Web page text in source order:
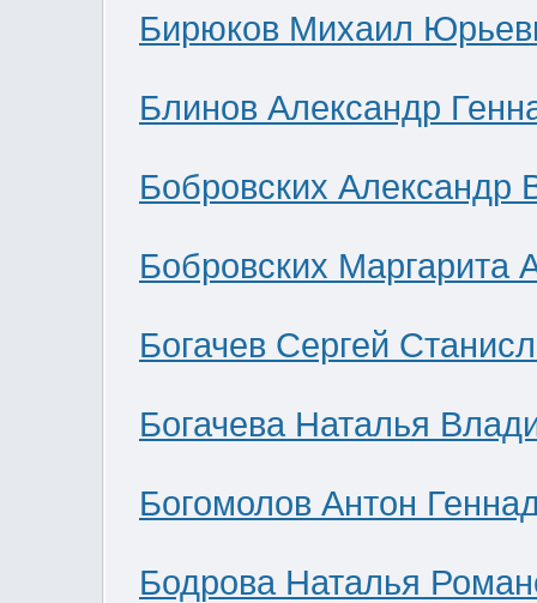
Бирюков Михаил
Блинов Александр
Бобровских Александр
Бобровских Маргарита
Богачев Сергей
Богачева Наталья
Богомолов Антон
Бодрова Наталья